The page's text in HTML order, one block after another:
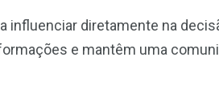
influenciar diretamente na
e mantêm uma